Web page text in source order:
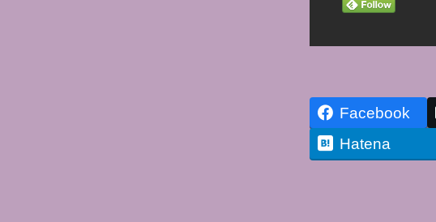
Facebook
Hatena